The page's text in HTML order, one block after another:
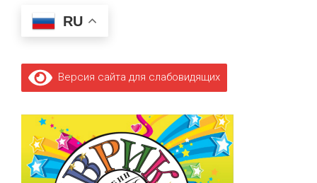
RU
Версия сайта для слабовидящих